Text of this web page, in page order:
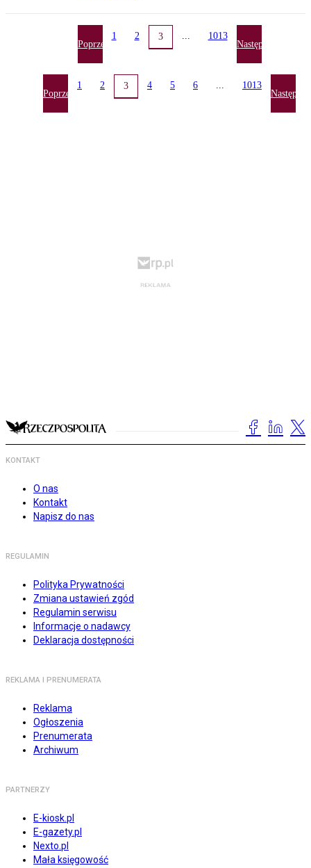
Poprzednia
1 2 3 ... 1013
Następna
Poprzednia
1 2 3 4 5 6 ... 1013
Następna
KONTAKT
O nas
Kontakt
Napisz do nas
REGULAMIN
Polityka Prywatności
Zmiana ustawień zgód
Regulamin serwisu
Informacje o nadawcy
Deklaracja dostępności
REKLAMA I PRENUMERATA
Reklama
Ogłoszenia
Prenumerata
Archiwum
PARTNERZY
E-kiosk.pl
E-gazety.pl
Nexto.pl
Mała księgowość